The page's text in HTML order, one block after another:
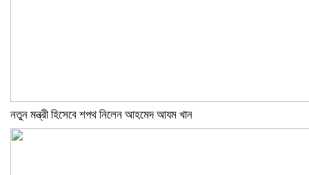
নতুন মন্ত্রী হিসেবে শপথ নিলেন আহমেদ আযম খান